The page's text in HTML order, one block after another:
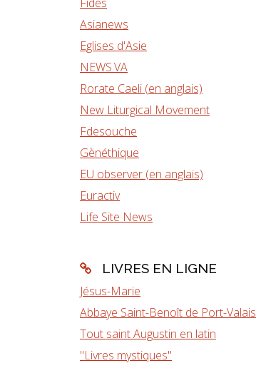
Asianews
Eglises d'Asie
NEWS.VA
Rorate Caeli (en anglais)
New Liturgical Movement
Fdesouche
Gènéthique
EU observer (en anglais)
Euractiv
Life Site News
LIVRES EN LIGNE
Jésus-Marie
Abbaye Saint-Benoît de Port-Valais
Tout saint Augustin en latin
"Livres mystiques"